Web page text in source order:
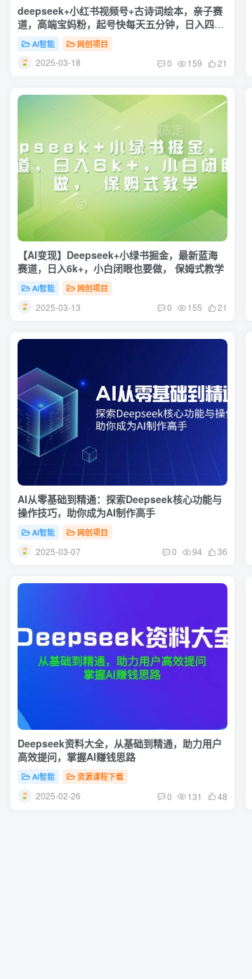
deepseek+小红书视频号+古诗词绘本，亲子赛
道，高端宝妈粉，起号快每天五分钟，日入四位
AI智能 网创项目
2025-03-18 0 159 21
【AI变现】Deepseek+小绿书掘金，最新蓝海
赛道，日入6k+，小白闭眼也要做， 保姆式教学
AI智能 网创项目
2025-03-13 0 155 21
AI从零基础到精通：探索Deepseek核心功能与
操作技巧，助你成为AI制作高手
AI智能 网创项目
2025-03-07 0 94 36
Deepseek资料大全，从基础到精通，助力用户
高效提问，掌握AI赚钱思路
AI智能 资源课程下载
2025-02-26 0 131 48